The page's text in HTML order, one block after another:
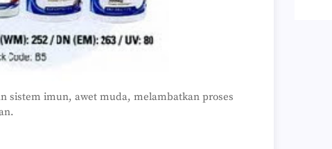
sistem imun, awet muda, melambatkan proses